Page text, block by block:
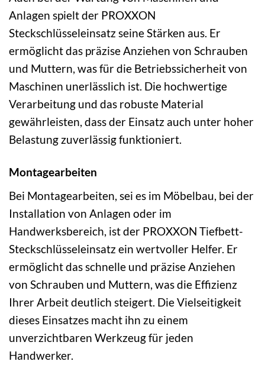
Anlagen spielt der PROXXON
Steckschlüsseleinsatz seine Stärken aus. Er
ermöglicht das präzise Anziehen von Schrauben
und Muttern, was für die Betriebssicherheit von
Maschinen unerlässlich ist. Die hochwertige
Verarbeitung und das robuste Material
gewährleisten, dass der Einsatz auch unter hoher
Belastung zuverlässig funktioniert.
Montagearbeiten
Bei Montagearbeiten, sei es im Möbelbau, bei der
Installation von Anlagen oder im
Handwerksbereich, ist der PROXXON Tiefbett-
Steckschlüsseleinsatz ein wertvoller Helfer. Er
ermöglicht das schnelle und präzise Anziehen
von Schrauben und Muttern, was die Effizienz
Ihrer Arbeit deutlich steigert. Die Vielseitigkeit
dieses Einsatzes macht ihn zu einem
unverzichtbaren Werkzeug für jeden
Handwerker.